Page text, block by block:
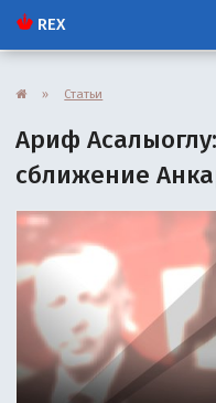
REX
» Статьи
Ариф
сближение